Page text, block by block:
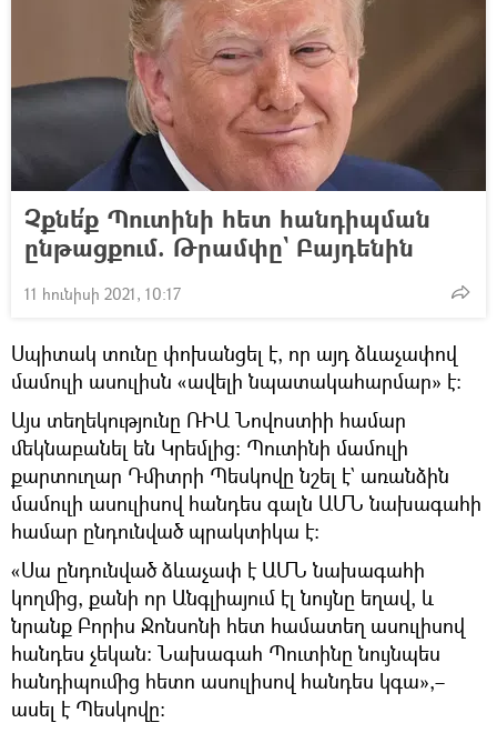
Չքնե՛ք Պուտինի հետ հանդիպման
ընթացքում. Թրամփը` Բայդենին
11 հունիսի 2021, 10:17
Սպիտակ տունը փոխանցել է, որ այդ ձևաչափով
մամուլի ասուլիսն «ավելի նպատակահարմար» է։
Այս տեղեկությունը ՌԻԱ Նովոստիի համար
մեկնաբանել են Կրեմլից։ Պուտինի մամուլի
քարտուղար Դմիտրի Պեսկովը նշել է` առանձին
մամուլի ասուլիսով հանդես գալն ԱՄՆ նախագահի
համար ընդունված պրակտիկա է։
«Սա ընդունված ձևաչափ է ԱՄՆ նախագահի
կողմից, քանի որ Անգլիայում էլ նույնը եղավ, և
նրանք Բորիս Ջոնսոնի հետ համատեղ ասուլիսով
հանդես չեկան։ Նախագահ Պուտինը նույնպես
հանդիպումից հետո ասուլիսով հանդես կգա»,–
ասել է Պեսկովը։